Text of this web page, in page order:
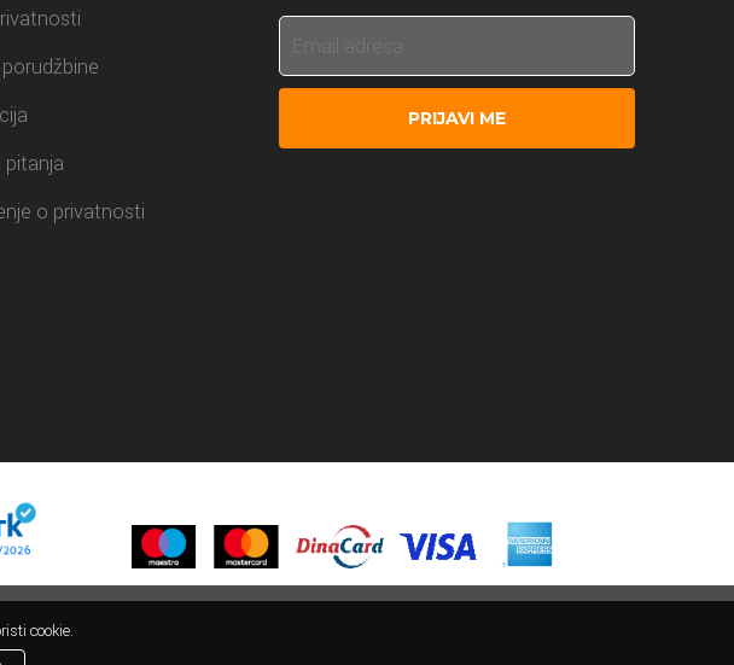
pitanja
o privatnosti
PRIJAVI ME
cookie.